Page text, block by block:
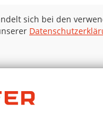
sich bei den